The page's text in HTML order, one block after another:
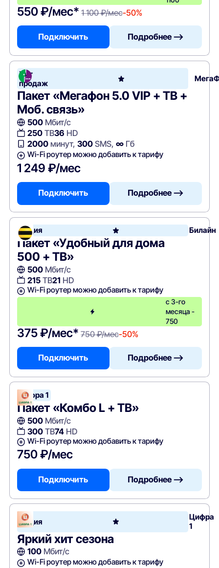
550 ₽/мес* 1 100 ₽/мес-50%
Подключить Подробнее —>
Хит
продаж
Пакет «Мегафон 5.0 VIP + ТВ +
Моб. связь»
500Мбит/с
250ТВ36 HD
2000минут, 300SMS, ∞Гб
Wi-Fi роутер можно добавить к тарифу
1 249 ₽/мес
Подключить Подробнее —>
Акция Билайн
Пакет «Удобный для дома
500 + ТВ»
500Мбит/с
215ТВ21 HD
Wi-Fi роутер можно добавить к тарифу
с 3-го
месяца -
750
375 ₽/мес* 750 ₽/мес-50%
Подключить Подробнее —>
Цифра 1
Пакет «Комбо L + ТВ»
500Мбит/с
300ТВ74HD
Wi-Fi роутер можно добавить к тарифу
750 ₽/мес
Подключить Подробнее —>
Акция
Цифра
1
Яркий хит сезона
100Мбит/с
Wi-Fi роутер можно добавить к тарифу